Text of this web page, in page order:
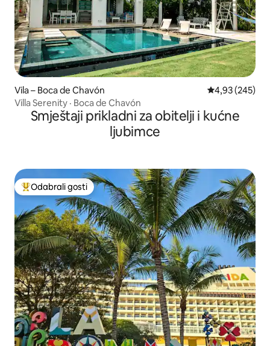
Vila – Boca de Chavón Prosječna
4,93 (245)
Villa Serenity · Boca de Chavón
Smještaji prikladni za obitelji i kućne
ljubimce
Među najviše rangiranima s oznakom „Odabrali gosti”
Odabrali gosti